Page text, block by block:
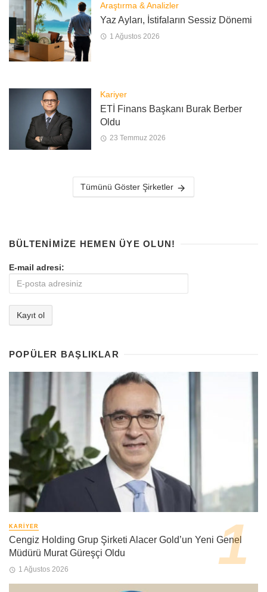
Araştırma & Analizler
Yaz Ayları, İstifaların Sessiz Dönemi
1 Ağustos 2026
Kariyer
ETİ Finans Başkanı Burak Berber
Oldu
23 Temmuz 2026
Tümünü Göster Şirketler
BÜLTENIMIZE HEMEN ÜYE OLUN!
E-mail adresi:
POPÜLER BAŞLIKLAR
KARIYER
Cengiz Holding Grup Şirketi Alacer Gold’un Yeni Genel
Müdürü Murat Güreşçi Oldu
1 Ağustos 2026